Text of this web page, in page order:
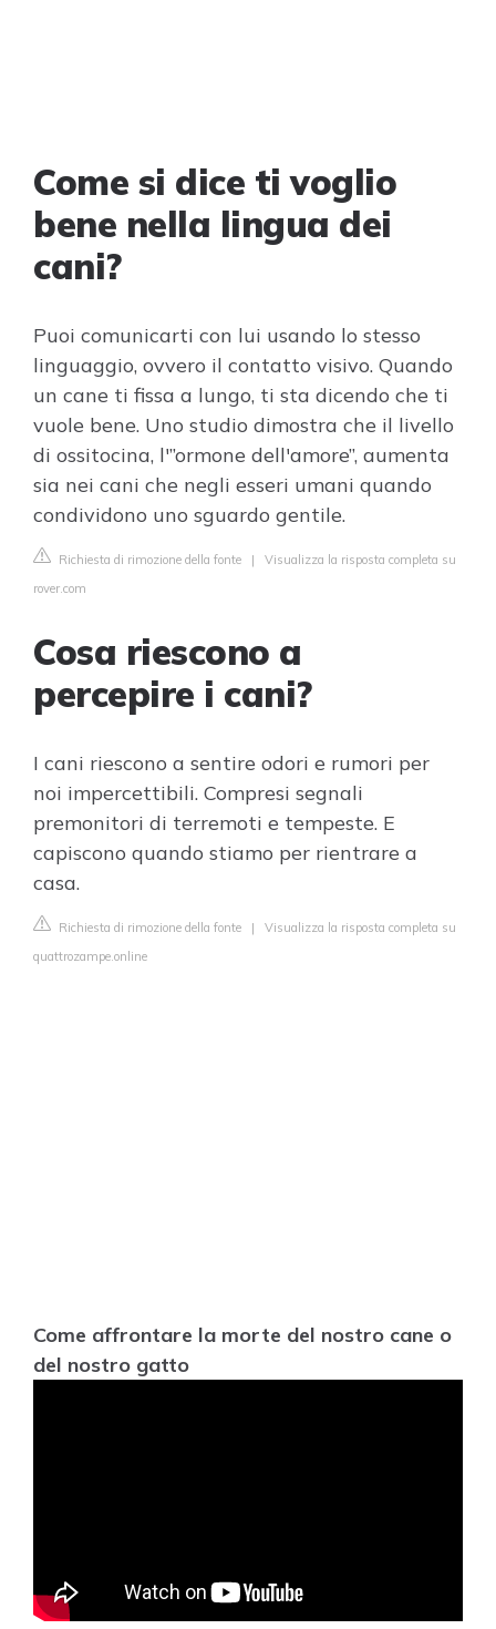
Come si dice ti voglio
bene nella lingua dei
cani?
Puoi comunicarti con lui usando lo stesso
linguaggio, ovvero il contatto visivo. Quando
un cane ti fissa a lungo, ti sta dicendo che ti
vuole bene. Uno studio dimostra che il livello
di ossitocina, l'”ormone dell'amore”, aumenta
sia nei cani che negli esseri umani quando
condividono uno sguardo gentile.
Richiesta di rimozione della fonte | Visualizza la risposta completa su
rover.com
Cosa riescono a
percepire i cani?
I cani riescono a sentire odori e rumori per
noi impercettibili. Compresi segnali
premonitori di terremoti e tempeste. E
capiscono quando stiamo per rientrare a
casa.
Richiesta di rimozione della fonte | Visualizza la risposta completa su
quattrozampe.online
Come affrontare la morte del nostro cane o
del nostro gatto